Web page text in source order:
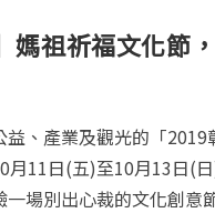
媽祖祈福文化節
益、產業及觀光的「2019
月11日(五)至10月13日(
場別出心裁的文化創意